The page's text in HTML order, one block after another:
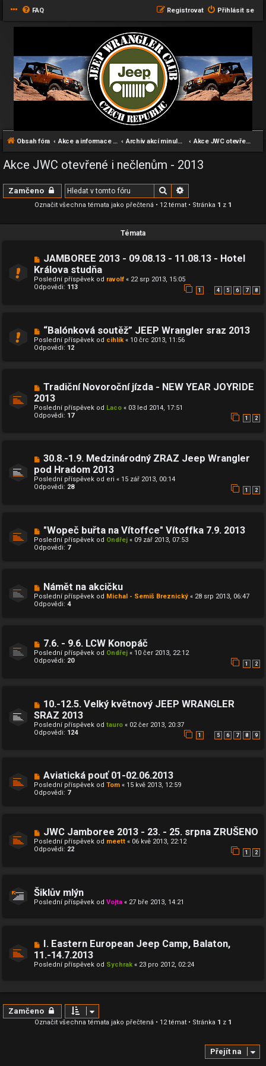
FAQ Přihlásit se
Registrovat
Obsah fóra Akce a informace pro všechny příznivce Wranglerů Archív akcí minulých let Akce JWC otevřené i nečlenům - 2013
Akce JWC otevřené i nečlenům - 2013
Zamčeno Hledat
Označit všechna témata jako přečtená • 12 témat • Stránka 1 z 1
Témata
JAMBOREE 2013 - 09.08.13 - 11.08.13 - Hotel
Králova studňa
Poslední příspěvek od ravolf « 22 srp 2013, 15:05
Odpovědi: 113 1 4 5 6 7 8
“Balónková soutěž” JEEP Wrangler sraz 2013
Poslední příspěvek od cihlík« 10 črc 2013, 11:56
Odpovědi: 12
Tradiční Novoroční jízda - NEW YEAR JOYRIDE
2013
Poslední příspěvek od Laco « 03 led 2014, 17:51
Odpovědi: 17 1 2
30.8.-1.9. Medzinárodný ZRAZ Jeep Wrangler
pod Hradom 2013
Poslední příspěvek od eri « 15 zář 2013, 00:14
Odpovědi: 28 1 2
"Wopeč buřta na Vítoffce" Vítoffka 7.9. 2013
Poslední příspěvek od Ondřej « 09 zář 2013, 07:53
Odpovědi: 7
Námět na akcičku
Poslední příspěvek od Michal - Semiš Breznický « 28 srp 2013, 06:47
Odpovědi: 4
7.6. - 9.6. LCW Konopáč
Poslední příspěvek od Ondřej « 10 čer 2013, 22:12
Odpovědi: 20 1 2
10.-12.5. Velký květnový JEEP WRANGLER
SRAZ 2013
Poslední příspěvek od tauro « 02 čer 2013, 20:37
Odpovědi: 124 1 5 6 7 8 9
Aviatická pouť 01-02.06.2013
Poslední příspěvek od Tom « 15 kvě 2013, 12:59
Odpovědi: 7
JWC Jamboree 2013 - 23. - 25. srpna ZRUŠENO
Poslední příspěvek od meett « 06 kvě 2013, 22:12
Odpovědi: 22 1 2
Šiklův mlýn
Poslední příspěvek od Vojta « 27 bře 2013, 14:21
I. Eastern European Jeep Camp, Balaton,
11.-14.7.2013
Poslední příspěvek od Sychrak « 23 pro 2012, 02:24
Zamčeno
Označit všechna témata jako přečtená • 12 témat • Stránka 1 z 1
Přejít na